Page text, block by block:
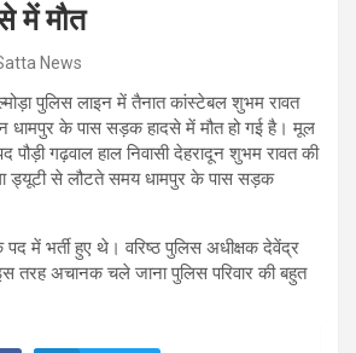
में मौत
News
पुलिस लाइन में तैनात कांस्टेबल शुभम रावत
धामपुर के पास सड़क हादसे में मौत हो गई है। मूल
गढ़वाल हाल निवासी देहरादून शुभम रावत की
ड्यूटी से लौटते समय धामपुर के पास सड़क
में भर्ती हुए थे। वरिष्ठ पुलिस अधीक्षक देवेंद्र
तरह अचानक चले जाना पुलिस परिवार की बहुत